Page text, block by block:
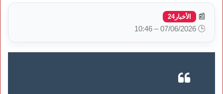
📰 الأخبار24
🕒 07/06/2026 – 10:46